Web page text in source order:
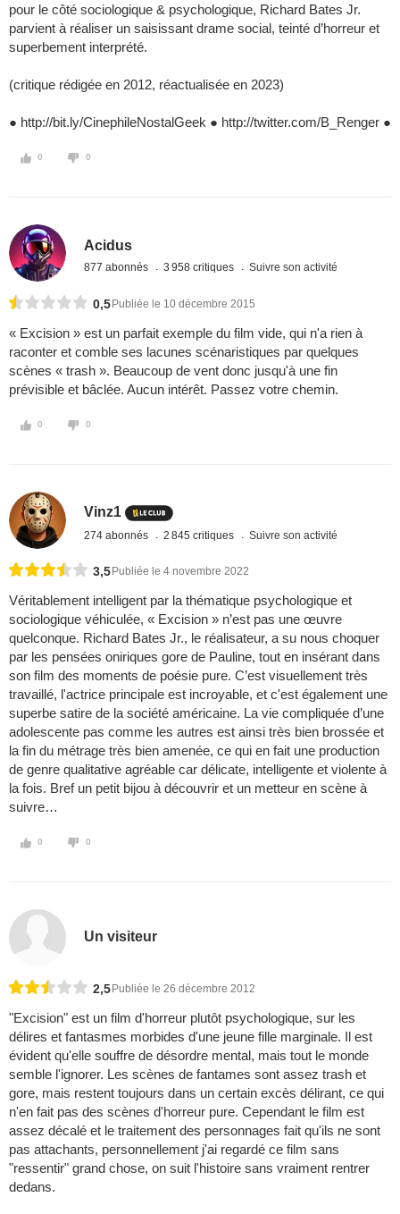
pour le côté sociologique & psychologique, Richard Bates Jr.
parvient à réaliser un saisissant drame social, teinté d’horreur et
superbement interprété.
(critique rédigée en 2012, réactualisée en 2023)
● http://bit.ly/CinephileNostalGeek ● http://twitter.com/B_Renger ●
0 0
Acidus
877 abonnés 3 958 critiques Suivre son activité
0,5 Publiée le 10 décembre 2015
« Excision » est un parfait exemple du film vide, qui n'a rien à
raconter et comble ses lacunes scénaristiques par quelques
scènes « trash ». Beaucoup de vent donc jusqu'à une fin
prévisible et bâclée. Aucun intérêt. Passez votre chemin.
0 0
Vinz1
274 abonnés 2 845 critiques Suivre son activité
3,5 Publiée le 4 novembre 2022
Véritablement intelligent par la thématique psychologique et
sociologique véhiculée, « Excision » n’est pas une œuvre
quelconque. Richard Bates Jr., le réalisateur, a su nous choquer
par les pensées oniriques gore de Pauline, tout en insérant dans
son film des moments de poésie pure. C’est visuellement très
travaillé, l'actrice principale est incroyable, et c'est également une
superbe satire de la société américaine. La vie compliquée d’une
adolescente pas comme les autres est ainsi très bien brossée et
la fin du métrage très bien amenée, ce qui en fait une production
de genre qualitative agréable car délicate, intelligente et violente à
la fois. Bref un petit bijou à découvrir et un metteur en scène à
suivre…
0 0
Un visiteur
2,5 Publiée le 26 décembre 2012
"Excision" est un film d'horreur plutôt psychologique, sur les
délires et fantasmes morbides d'une jeune fille marginale. Il est
évident qu'elle souffre de désordre mental, mais tout le monde
semble l'ignorer. Les scènes de fantames sont assez trash et
gore, mais restent toujours dans un certain excès délirant, ce qui
n'en fait pas des scènes d'horreur pure. Cependant le film est
assez décalé et le traitement des personnages fait qu'ils ne sont
pas attachants, personnellement j'ai regardé ce film sans
"ressentir" grand chose, on suit l'histoire sans vraiment rentrer
dedans.